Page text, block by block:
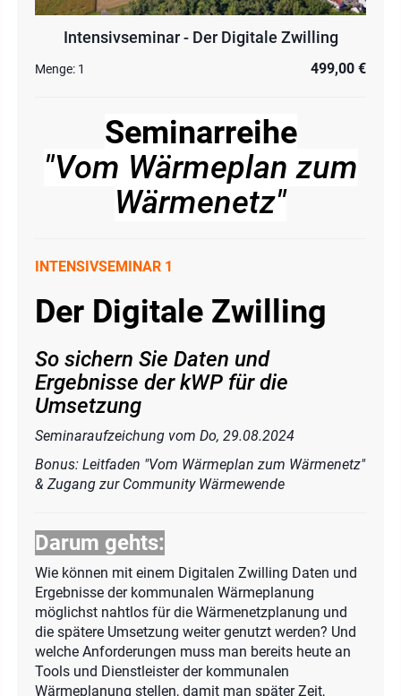
Intensivseminar - Der Digitale Zwilling
Menge: 1 499,00 €
Seminarreihe
"Vom Wärmeplan zum
Wärmenetz"
INTENSIVSEMINAR 1
Der Digitale Zwilling
So sichern Sie Daten und
Ergebnisse der kWP für die
Umsetzung
Seminaraufzeichung vom Do, 29.08.2024
Bonus: Leitfaden "Vom Wärmeplan zum Wärmenetz"
& Zugang zur Community Wärmewende
Darum gehts:
Wie können mit einem Digitalen Zwilling Daten und
Ergebnisse der kommunalen Wärmeplanung
möglichst nahtlos für die Wärmenetzplanung und
die spätere Umsetzung weiter genutzt werden? Und
welche Anforderungen muss man bereits heute an
Tools und Dienstleister der kommunalen
Wärmeplanung stellen, damit man später Zeit,